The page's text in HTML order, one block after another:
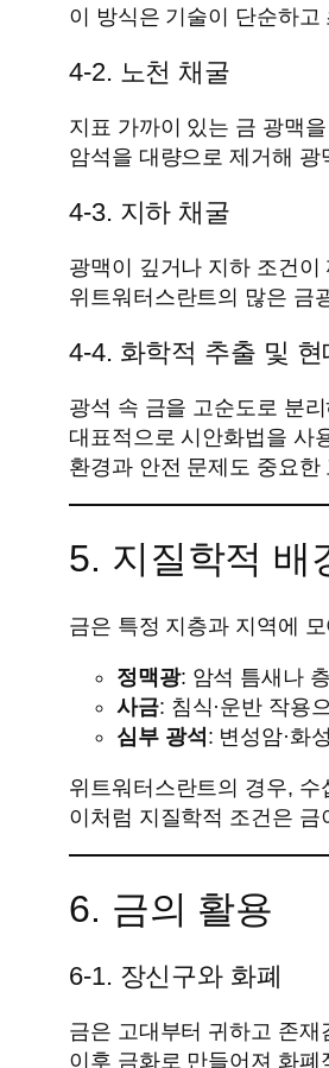
이 방식은 기술이 단순하
4‑2. 노천 채굴
지표 가까이 있는 금 광맥
암석을 대량으로 제거해
4‑3. 지하 채굴
광맥이 깊거나 지하 조건
위트워터스란트의 많은 금
4‑4. 화학적 추출 및
광석 속 금을 고순도로 분
대표적으로 시안화법을 사
환경과 안전 문제도 중요
5. 지질학적 배
금은 특정 지층과 지역에
정맥광: 암석 틈새나
사금: 침식·운반 작용
심부 광석 : 변성암·화
위트워터스란트의 경우,
이처럼 지질학적 조건은
6. 금의 활용
6‑1. 장신구와 화폐
금은 고대부터 귀하고 존
이후 금화로 만들어져 화